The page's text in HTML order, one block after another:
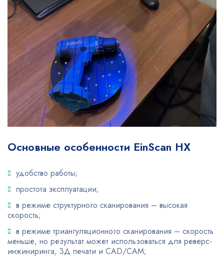
Основные особенности EinScan HX
удобство работы;
простота эксплуатации;
в режиме структурного сканирования – высокая
скорость;
в режиме триангуляционного сканирования – скорость
меньше, но результат может использоваться для реверс-
инжиниринга, 3Д печати и CAD/CAM;